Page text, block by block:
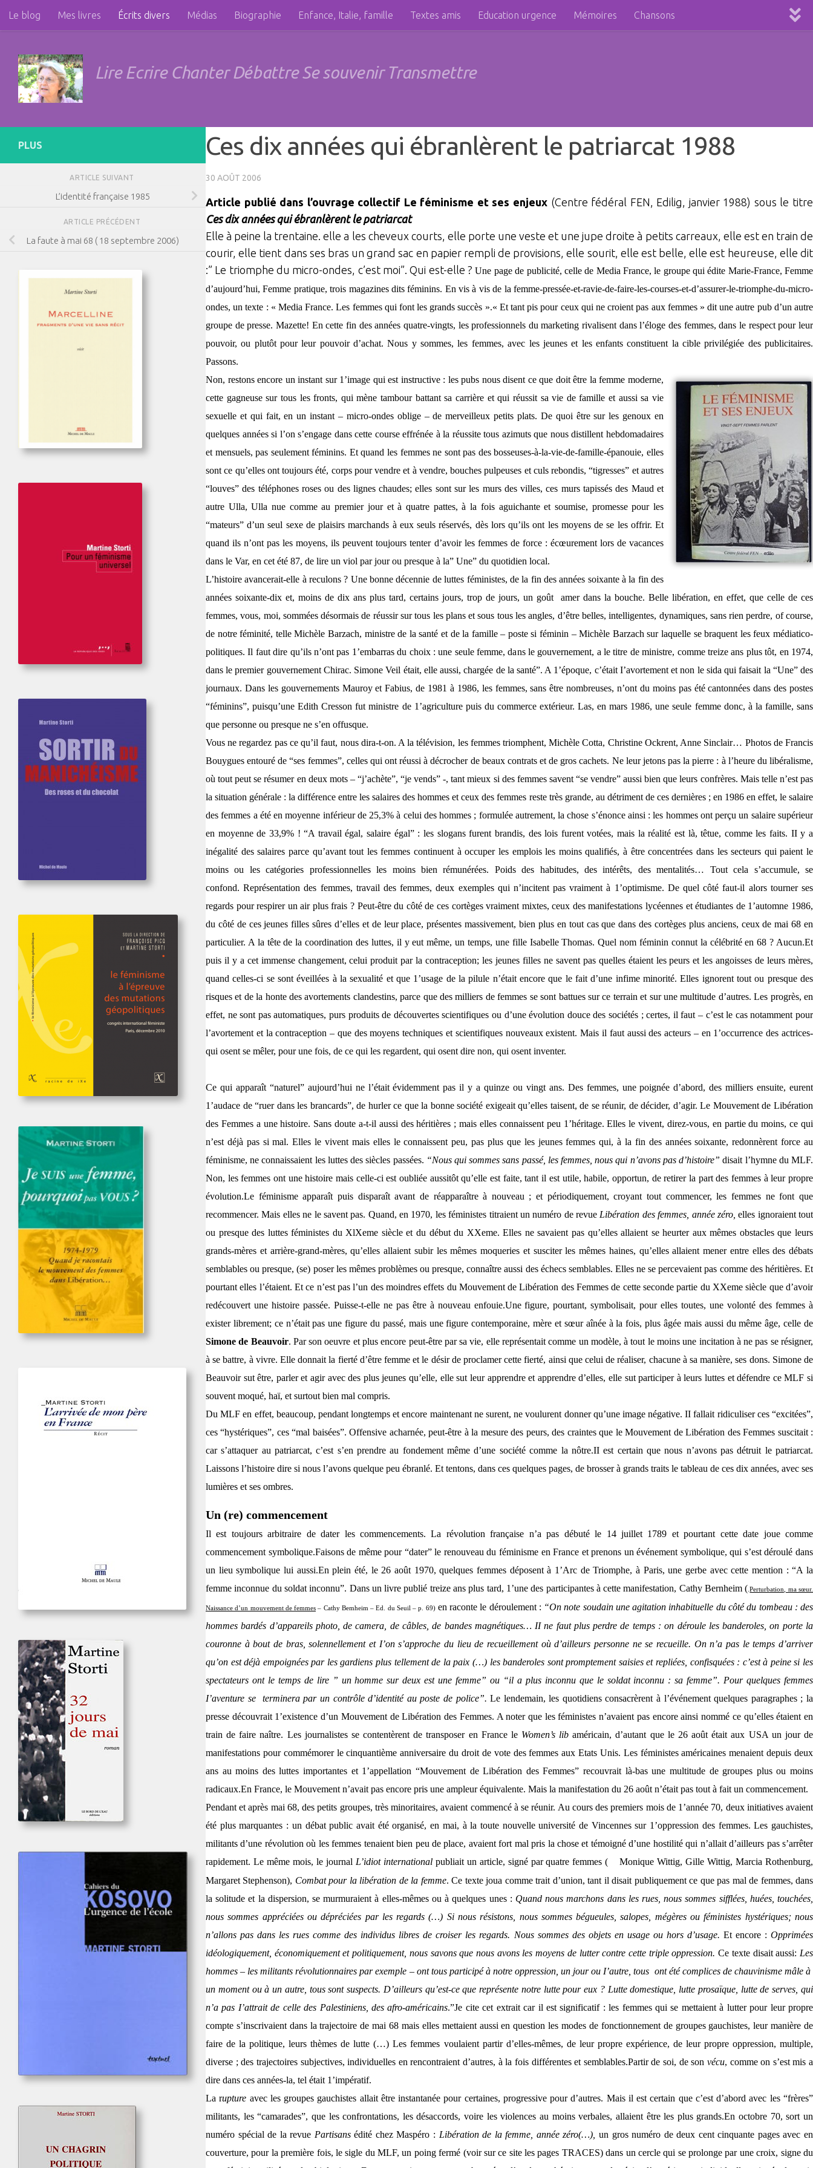
Skip to content
Le blog Mes livres Écrits divers Médias Biographie Enfance, Italie, famille Textes amis Education urgence Mémoires Chansons
Lire Ecrire Chanter Débattre Se souvenir Transmettre
Ces dix années qui ébranlèrent le patriarcat 1988
30 AOÛT 2006
Article publié dans l’ouvrage collectif Le féminisme et ses enjeux (Centre fédéral FEN, Edilig, janvier 1988) sous le titre
Ces dix années qui ébranlèrent le patriarcat
Elle à peine la trentaine. elle a les cheveux courts, elle porte une veste et une jupe droite à petits carreaux, elle est en train de
courir, elle tient dans ses bras un grand sac en papier rempli de provisions, elle sourit, elle est belle, elle est heureuse, elle dit
:” Le triomphe du micro-ondes, c’est moi”. Qui est-elle ?Une page de publicité, celle de Media France, le groupe qui édite Marie-France, Femme
d’aujourd’hui, Femme pratique, trois magazines dits féminins. En vis à vis de la femme-pressée-et-ravie-de-faire-les-courses-et-d’assurer-le-triomphe-du-micro-
ondes, un texte : « Media France. Les femmes qui font les grands succès ».« Et tant pis pour ceux qui ne croient pas aux femmes » dit une autre pub d’un autre
groupe de presse. Mazette! En cette fin des années quatre-vingts, les professionnels du marketing rivalisent dans l’éloge des femmes, dans le respect pour leur
pouvoir, ou plutôt pour leur pouvoir d’achat. Nous y sommes, les femmes, avec les jeunes et les enfants constituent la cible privilégiée des publicitaires.
Passons.
Non, restons encore un instant sur 1’image qui est instructive : les pubs nous disent ce que doit être la femme moderne,
cette gagneuse sur tous les fronts, qui mène tambour battant sa carrière et qui réussit sa vie de famille et aussi sa vie
sexuelle et qui fait, en un instant – micro-ondes oblige – de merveilleux petits plats. De quoi être sur les genoux en
quelques années si l’on s’engage dans cette course effrénée à la réussite tous azimuts que nous distillent hebdomadaires
et mensuels, pas seulement féminins. Et quand les femmes ne sont pas des bosseuses-à-la-vie-de-famille-épanouie, elles
sont ce qu’elles ont toujours été, corps pour vendre et à vendre, bouches pulpeuses et culs rebondis, “tigresses” et autres
“louves” des téléphones roses ou des lignes chaudes; elles sont sur les murs des villes, ces murs tapissés des Maud et
autre Ulla, Ulla nue comme au premier jour et à quatre pattes, à la fois aguichante et soumise, promesse pour les
“mateurs” d’un seul sexe de plaisirs marchands à eux seuls réservés, dès lors qu’ils ont les moyens de se les offrir. Et
quand ils n’ont pas les moyens, ils peuvent toujours tenter d’avoir les femmes de force : écœurement lors de vacances
dans le Var, en cet été 87, de lire un viol par jour ou presque à la” Une” du quotidien local.
L’histoire avancerait-elle à reculons ? Une bonne décennie de luttes féministes, de la fin des années soixante à la fin des
années soixante-dix et, moins de dix ans plus tard, certains jours, trop de jours, un goût amer dans la bouche. Belle libération, en effet, que celle de ces
femmes, vous, moi, sommées désormais de réussir sur tous les plans et sous tous les angles, d’être belles, intelligentes, dynamiques, sans rien perdre, of course,
de notre féminité, telle Michèle Barzach, ministre de la santé et de la famille – poste si féminin – Michèle Barzach sur laquelle se braquent les feux médiatico-
politiques. Il faut dire qu’ils n’ont pas 1’embarras du choix : une seule femme, dans le gouvernement, a le titre de ministre, comme treize ans plus tôt, en 1974,
dans le premier gouvernement Chirac. Simone Veil était, elle aussi, chargée de la santé”. A 1’époque, c’était I’avortement et non le sida qui faisait la “Une” des
journaux. Dans les gouvernements Mauroy et Fabius, de 1981 à 1986, les femmes, sans être nombreuses, n’ont du moins pas été cantonnées dans des postes
“féminins”, puisqu’une Edith Cresson fut ministre de 1’agriculture puis du commerce extérieur. Las, en mars 1986, une seule femme donc, à la famille, sans
que personne ou presque ne s’en offusque.
Vous ne regardez pas ce qu’il faut, nous dira-t-on. A la télévision, les femmes triomphent, Michèle Cotta, Christine Ockrent, Anne Sinclair… Photos de Francis
Bouygues entouré de “ses femmes”, celles qui ont réussi à décrocher de beaux contrats et de gros cachets. Ne leur jetons pas la pierre : à l’heure du libéralisme,
où tout peut se résumer en deux mots – “j’achète”, “je vends” -, tant mieux si des femmes savent “se vendre” aussi bien que leurs confrères. Mais telle n’est pas
la situation générale : la différence entre les salaires des hommes et ceux des femmes reste très grande, au détriment de ces dernières ; en 1986 en effet, le salaire
des femmes a été en moyenne inférieur de 25,3% à celui des hommes ; formulée autrement, la chose s’énonce ainsi : les hommes ont perçu un salaire supérieur
en moyenne de 33,9% ! “A travail égal, salaire égal” : les slogans furent brandis, des lois furent votées, mais la réalité est là, têtue, comme les faits. II y a
inégalité des salaires parce qu’avant tout les femmes continuent à occuper les emplois les moins qualifiés, à être concentrées dans les secteurs qui paient le
moins ou les catégories professionnelles les moins bien rémunérées. Poids des habitudes, des intérêts, des mentalités… Tout cela s’accumule, se
confond. Représentation des femmes, travail des femmes, deux exemples qui n’incitent pas vraiment à 1’optimisme. De quel côté faut-il alors tourner ses
regards pour respirer un air plus frais ? Peut-être du côté de ces cortèges vraiment mixtes, ceux des manifestations lycéennes et étudiantes de 1’automne 1986,
du côté de ces jeunes filles sûres d’elles et de leur place, présentes massivement, bien plus en tout cas que dans des cortèges plus anciens, ceux de mai 68 en
particulier. A la tête de la coordination des luttes, il y eut même, un temps, une fille Isabelle Thomas. Quel nom féminin connut la célébrité en 68 ? Aucun.Et
puis il y a cet immense changement, celui produit par la contraception; les jeunes filles ne savent pas quelles étaient les peurs et les angoisses de leurs mères,
quand celles-ci se sont éveillées à la sexualité et que 1’usage de la pilule n’était encore que le fait d’une infime minorité. Elles ignorent tout ou presque des
risques et de la honte des avortements clandestins, parce que des milliers de femmes se sont battues sur ce terrain et sur une multitude d’autres. Les progrès, en
effet, ne sont pas automatiques, purs produits de découvertes scientifiques ou d’une évolution douce des sociétés ; certes, il faut – c’est le cas notamment pour
l’avortement et la contraception – que des moyens techniques et scientifiques nouveaux existent. Mais il faut aussi des acteurs – en 1’occurrence des actrices-
qui osent se mêler, pour une fois, de ce qui les regardent, qui osent dire non, qui osent inventer.
Ce qui apparaît “naturel” aujourd’hui ne l’était évidemment pas il y a quinze ou vingt ans. Des femmes, une poignée d’abord, des milliers ensuite, eurent
1’audace de “ruer dans les brancards”, de hurler ce que la bonne société exigeait qu’elles taisent, de se réunir, de décider, d’agir. Le Mouvement de Libération
des Femmes a une histoire. Sans doute a-t-il aussi des héritières ; mais elles connaissent peu 1’héritage. Elles le vivent, direz-vous, en partie du moins, ce qui
n’est déjà pas si mal. Elles le vivent mais elles le connaissent peu, pas plus que les jeunes femmes qui, à la fin des années soixante, redonnèrent force au
féminisme, ne connaissaient les luttes des siècles passées. “Nous qui sommes sans passé, les femmes, nous qui n’avons pas d’histoire”disait l’hymne du MLF.
Non, les femmes ont une histoire mais celle-ci est oubliée aussitôt qu’elle est faite, tant il est utile, habile, opportun, de retirer la part des femmes à leur propre
évolution.Le féminisme apparaît puis disparaît avant de réapparaître à nouveau ; et périodiquement, croyant tout commencer, les femmes ne font que
recommencer. Mais elles ne le savent pas. Quand, en 1970, les féministes titraient un numéro de revue Libération des femmes, année zéro,elles ignoraient tout
ou presque des luttes féministes du XlXeme siècle et du début du XXeme. Elles ne savaient pas qu’elles allaient se heurter aux mêmes obstacles que leurs
grands-mères et arrière-grand-mères, qu’elles allaient subir les mêmes moqueries et susciter les mêmes haines, qu’elles allaient mener entre elles des débats
semblables ou presque, (se) poser les mêmes problèmes ou presque, connaître aussi des échecs semblables. Elles ne se percevaient pas comme des héritières. Et
pourtant elles l’étaient. Et ce n’est pas l’un des moindres effets du Mouvement de Libération des Femmes de cette seconde partie du XXeme siècle que d’avoir
redécouvert une histoire passée. Puisse-t-elle ne pas être à nouveau enfouie.Une figure, pourtant, symbolisait, pour elles toutes, une volonté des femmes à
exister librement; ce n’était pas une figure du passé, mais une figure contemporaine, mère et sœur aînée à la fois, plus âgée mais aussi du même âge, celle de
Simone de Beauvoir. Par son oeuvre et plus encore peut-être par sa vie, elle représentait comme un modèle, à tout le moins une incitation à ne pas se résigner,
à se battre, à vivre. Elle donnait la fierté d’être femme et le désir de proclamer cette fierté, ainsi que celui de réaliser, chacune à sa manière, ses dons. Simone de
Beauvoir sut être, parler et agir avec des plus jeunes qu’elle, elle sut leur apprendre et apprendre d’elles, elle sut participer à leurs luttes et défendre ce MLF si
souvent moqué, haï, et surtout bien mal compris.
Du MLF en effet, beaucoup, pendant longtemps et encore maintenant ne surent, ne voulurent donner qu’une image négative. II fallait ridiculiser ces “excitées”,
ces “hystériques”, ces “mal baisées”. Offensive acharnée, peut-être à la mesure des peurs, des craintes que le Mouve­ment de Libération des Femmes suscitait :
car s’attaquer au patriarcat, c’est s’en prendre au fondement même d’une société comme la nôtre.II est certain que nous n’avons pas détruit le patriarcat.
Laissons l’histoire dire si nous l’avons quelque peu ébranlé. Et tentons, dans ces quelques pages, de brosser à grands traits le tableau de ces dix années, avec ses
lumières et ses ombres.
Un (re) commencement
Il est toujours arbitraire de dater les commencements. La révolution française n’a pas débuté le 14 juillet 1789 et pourtant cette date joue comme
commencement symbolique.Faisons de même pour “dater” le renouveau du féminisme en France et prenons un événement symbolique, qui s’est déroulé dans
un lieu symbolique lui aussi.En plein été, le 26 août 1970, quelques femmes déposent à 1’Arc de Triomphe, à Paris, une gerbe avec cette mention : “A la
femme inconnue du soldat inconnu”. Dans un livre publié treize ans plus tard, 1’une des participantes à cette manifestation, Cathy Bernheim ( .Perturbation, ma sœur.
Naissance d’un mouvement de femmes – Cathy Bemheim – Ed. du Seuil – p. 69)en raconte le déroulement : “On note soudain une agitation inhabituelle du côté du tombeau : des
hommes bardés d’appareils photo, de camera, de câbles, de bandes magnétiques… II ne faut plus perdre de temps : on déroule les banderoles, on porte la
couronne à bout de bras, solennellement et I’on s’approche du lieu de recueillement où d’ailleurs personne ne se recueille. On n’a pas le temps d’arriver
qu’on est déjà empoignées par les gardiens plus tellement de la paix (…) les banderoles sont promptement saisies et repliées, confisquées : c’est à peine si les
spectateurs ont le temps de lire ” un homme sur deux est une femme” ou “il a plus inconnu que le soldat inconnu : sa femme”. Pour quelques femmes
I’aventure se terminera par un contrôle d’identité au poste de police”.Le lendemain, les quotidiens consacrèrent à l’événement quelques paragraphes ; la
presse découvrait 1’existence d’un Mouvement de Libération des Femmes. A noter que les féministes n’avaient pas encore ainsi nommé ce qu’elles étaient en
train de faire naître. Les journalistes se contentèrent de transposer en France le Women’s lib américain, d’autant que le 26 août était aux USA un jour de
manifestations pour commémorer le cinquantième anniversaire du droit de vote des femmes aux Etats Unis. Les féministes américaines menaient depuis deux
ans au moins des luttes importantes et 1’appellation “Mouvement de Libération des Femmes” recouvrait là-bas une multitude de groupes plus ou moins
radicaux.En France, le Mouvement n’avait pas encore pris une ampleur équivalente. Mais la manifestation du 26 août n’était pas tout à fait un commencement.
Pendant et après mai 68, des petits groupes, très minoritaires, avaient commencé à se réunir. Au cours des premiers mois de 1’année 70, deux initiatives avaient
été plus marquantes : un débat public avait été organisé, en mai, à la toute nouvelle université de Vincennes sur 1’oppression des femmes. Les gauchistes,
militants d’une révolution où les femmes tenaient bien peu de place, avaient fort mal pris la chose et témoigné d’une hostilité qui n’allait d’ailleurs pas s’arrêter
rapidement. Le même mois, le journal L’idiot internationalpubliait un article, signé par quatre femmes (
Monique Wittig, Gille Wittig, Marcia Rothenburg,
Margaret Stephenson), Combat pour la libération de la femme. Ce texte joua comme trait d’union, tant il disait publiquement ce que pas mal de femmes, dans
la solitude et la dispersion, se murmuraient à elles-mêmes ou à quelques unes : Quand nous marchons dans les rues, nous sommes sifflées, huées, touchées,
nous sommes appréciées ou dépréciées par les regards (…) Si nous résistons, nous sommes bégueules, salopes, mégères ou féministes hystériques; nous
n’allons pas dans les rues comme des individus libres de croiser les regards. Nous sommes des objets en usage ou hors d’usage. Et encore :Opprimées
idéologiquement, économiquement et politiquement, nous savons que nous avons les moyens de lutter contre cette triple oppression.Ce texte disait aussi: Les
hommes – les militants révolutionnaires par exemple – ont tous participé à notre oppression, un jour ou I’autre, tous ont été complices de chauvinisme mâle à
un moment ou à un autre, tous sont suspects. D’ailleurs qu’est-ce que représente notre lutte pour eux ? Lutte domestique, lutte prosaïque, lutte de serves, qui
n’a pas I’attrait de celle des Palestiniens, des afro-américains.”Je cite cet extrait car il est significatif : les femmes qui se mettaient à lutter pour leur propre
compte s’inscrivaient dans la trajectoire de mai 68 mais elles met­taient aussi en question les modes de fonctionnement de groupes gauchistes, leur manière de
faire de la politique, leurs thèmes de lutte (…)Les femmes voulaient partir d’elles-mêmes, de leur propre expérience, de leur propre oppres­sion, multiple,
diverse ; des trajectoires subjectives, individuelles en rencontraient d’autres, à la fois différentes et semblables.Partir de soi, de son vécu, comme on s’est mis a
dire dans ces années-la, tel était 1’impératif.
La rupture avec les groupes gauchistes allait être instantanée pour certaines, progressive pour d’autres. Mais il est certain que c’est d’abord avec les “frères”
militants, les “camarades”, que les confrontations, les désaccords, voire les violences au moins verbales, allaient être les plus grands.En octobre 70, sort un
numéro spécial de la revue Partisansédité chez Maspéro : Libération de la femme, année zéro(…), un gros numéro de deux cent cinquante pages avec en
couverture, pour la première fois, le sigle du MLF, un poing fermé (voir sur ce site les pages TRACES) dans un cercle qui se prolonge par une croix, signe du
PLUS
ARTICLE SUIVANT
L’identité française 1985
ARTICLE PRÉCÉDENT
La faute à mai 68 ( 18 septembre 2006)